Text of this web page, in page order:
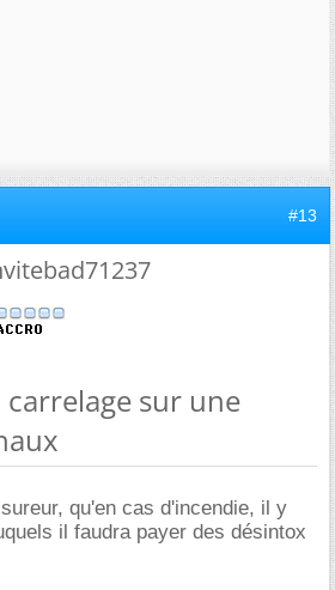
#13
carrelage sur une
qu'en cas d'incendie, il y
il faudra payer des désintox